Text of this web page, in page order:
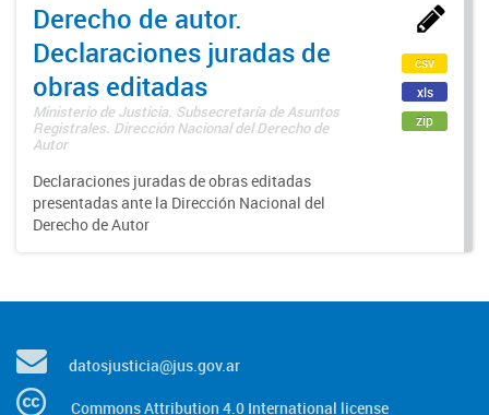
Derecho de autor.
Declaraciones juradas de
obras editadas
Ministerio de Justicia. Subsecretaría de Asuntos
Registrales. Dirección Nacional del Derecho de
Autor
Declaraciones juradas de obras editadas
presentadas ante la Dirección Nacional del
Derecho de Autor
csv
xls
zip
datosjusticia@jus.gov.ar
Commons Attribution 4.0 International license